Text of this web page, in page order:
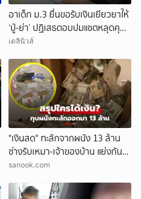
อาเด็ก ม.3 ยื่นขอรับเงินเยียวยาให้
‘ปู่-ย่า’ ปฏิเสธตอบปมแชตหลุดคุย
แม่ ‘ถูกกลั่นแกล้ง’
เดลินิวส์
"เงินสด" ทะลักจากผนัง 13 ล้าน
ช่างรับเหมา-เจ้าของบ้าน แย่งกัน
วุ่น สุดท้ายศาลตัดสินให้ใคร?!
sanook.com